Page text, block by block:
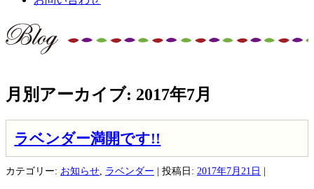
月別アーカイブ: 2017年7月
ラベンダー満開です!!
カテゴリー: お知らせ ラベンダー | 投稿日: 2017年7月21日 |